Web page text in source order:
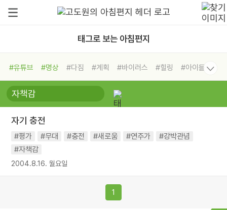
태그로 보는 아침편지
#유튜브 #명상 #다짐 #계획 #바이러스 #힐링
#아이들
#비전캠프
#독서캠프 #삶
#희망
#나눔 #친구 #링컨학교
#독서
#건강
자기 충전
#평가 #무대 #충전 #새로움 #연주가
#강박관념
#자책감
2004.8.16. 월요일
1